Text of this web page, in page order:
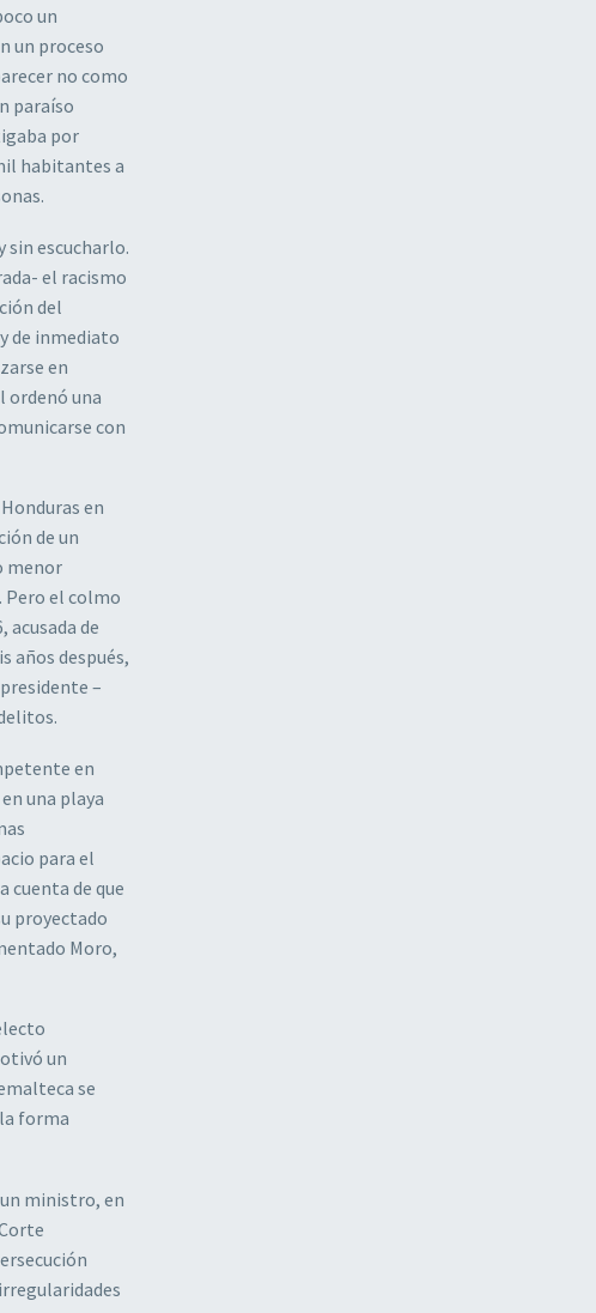
un
un proceso
no como
paraíso
por
habitantes a
escucharlo.
el racismo
del
de inmediato
en
ordenó una
con
en
de un
menor
Pero el colmo
de
años después,
–
en
una playa
para el
cuenta de que
proyectado
Moro,
un
se
forma
ministro, en